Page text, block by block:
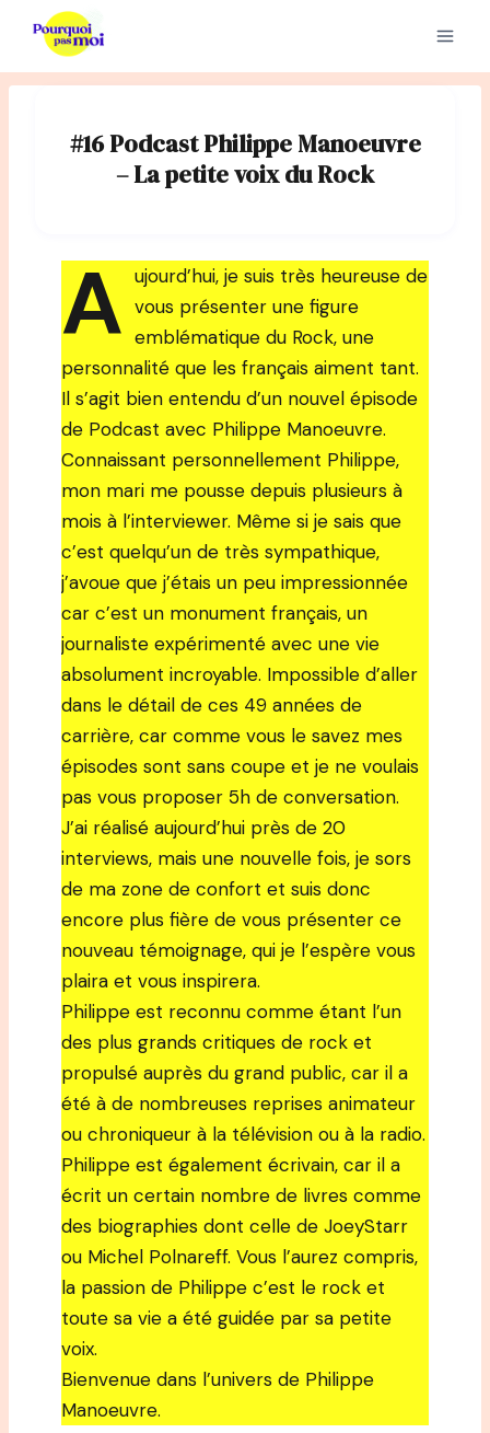
contenu
#16 Podcast Philippe Manoeuvre
– La petite voix du Rock
A ujourd’hui, je suis très heureuse de
vous présenter une figure
emblématique du Rock, une
personnalité que les français aiment tant.
Il s’agit bien entendu d’un nouvel épisode
de Podcast avec Philippe Manoeuvre.
Connaissant personnellement Philippe,
mon mari me pousse depuis plusieurs à
mois à l’interviewer. Même si je sais que
c’est quelqu’un de très sympathique,
j’avoue que j’étais un peu impressionnée
car c’est un monument français, un
journaliste expérimenté avec une vie
absolument incroyable. Impossible d’aller
dans le détail de ces 49 années de
carrière, car comme vous le savez mes
épisodes sont sans coupe et je ne voulais
pas vous proposer 5h de conversation.
J’ai réalisé aujourd’hui près de 20
interviews, mais une nouvelle fois, je sors
de ma zone de confort et suis donc
encore plus fière de vous présenter ce
nouveau témoignage, qui je l’espère vous
plaira et vous inspirera.
Philippe est reconnu comme étant l’un
des plus grands critiques de rock et
propulsé auprès du grand public, car il a
été à de nombreuses reprises animateur
ou chroniqueur à la télévision ou à la radio.
Philippe est également écrivain, car il a
écrit un certain nombre de livres comme
des biographies dont celle de JoeyStarr
ou Michel Polnareff. Vous l’aurez compris,
la passion de Philippe c’est le rock et
toute sa vie a été guidée par sa petite
voix.
Bienvenue dans l’univers de Philippe
Manoeuvre.